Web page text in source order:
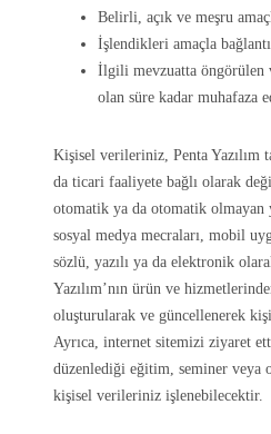
Belirli, açık ve meşru
İşlendikleri amaçla
İlgili mevzuatta öngörülen
olan süre kadar muhafaza
Kişisel verileriniz, Penta Yazılım
da ticari faaliyete bağlı olarak
otomatik ya da otomatik olmayan
sosyal medya mecraları, mobil
sözlü, yazılı ya da elektronik
Yazılım’nın ürün ve
oluşturularak ve güncellenerek
Ayrıca, internet sitemizi ziyaret
düzenlediği eğitim, seminer veya
kişisel verileriniz işlenebilecektir.